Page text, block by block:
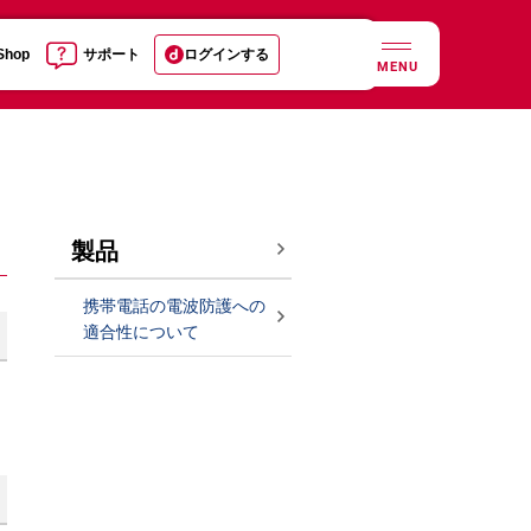
サポート ログインする
MENU
製品
携帯電話の電波防護への
適合性について